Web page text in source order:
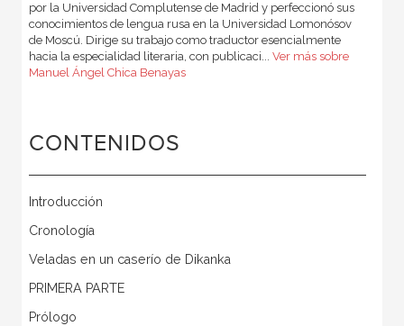
por la Universidad Complutense de Madrid y perfeccionó sus
conocimientos de lengua rusa en la Universidad Lomonósov
de Moscú. Dirige su trabajo como traductor esencialmente
hacia la especialidad literaria, con publicaci... Ver más sobre
Manuel Ángel Chica Benayas
CONTENIDOS
Introducción
Cronología
Veladas en un caserío de Dikanka
PRIMERA PARTE
Prólogo